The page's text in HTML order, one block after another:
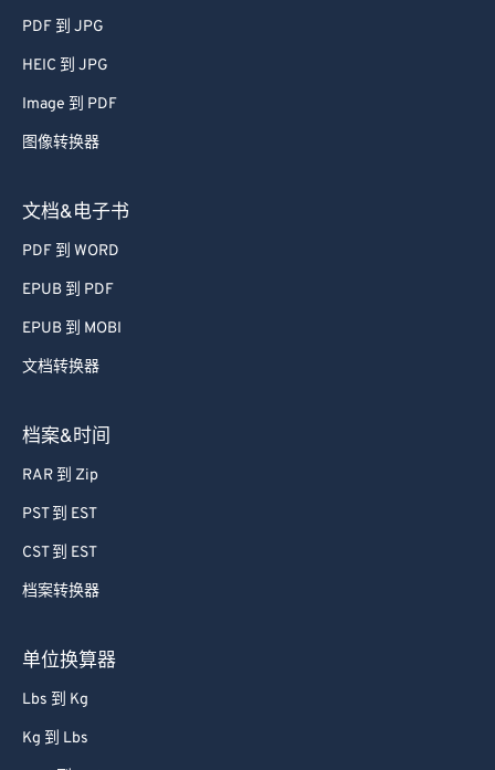
PDF 到 JPG
HEIC 到 JPG
Image 到 PDF
图像转换器
文档&电子书
PDF 到 WORD
EPUB 到 PDF
EPUB 到 MOBI
文档转换器
档案&时间
RAR 到 Zip
PST 到 EST
CST 到 EST
档案转换器
单位换算器
Lbs 到 Kg
Kg 到 Lbs